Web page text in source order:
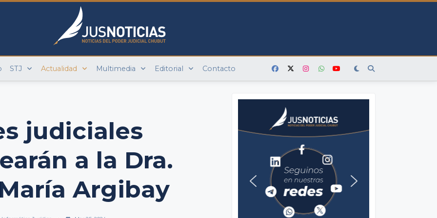
STJ Actualidad Multimedia Editorial Contacto
judiciales
a la Dra.
Argibay